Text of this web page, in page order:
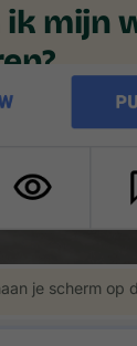
ik mijn
je scherm op